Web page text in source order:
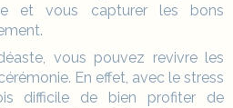
et vous capturer les bons
vous pouvez revivre les
En effet, avec le stress
difficile de bien profiter de